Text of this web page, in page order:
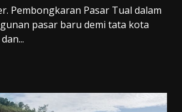
Pembongkaran Pasar Tual dalam
pasar baru demi tata kota